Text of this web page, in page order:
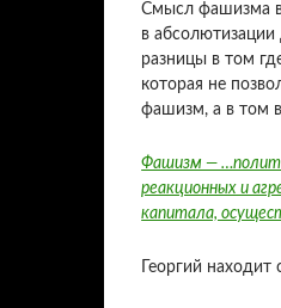
Смысл фашизма в
в
разницы в том
которая не
фашизм, а в том
Фашизм —
реакционных и
капитала,
Георгий